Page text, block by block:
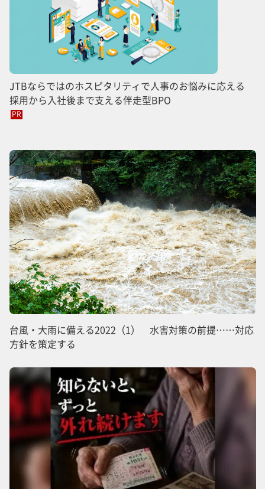
JTBならではのホスピタリティで人事のお悩みに応える
採用から入社後まで支える伴走型BPO
PR
台風・大雨に備える2022（1） 水害対策の前提……対応
方針を策定する